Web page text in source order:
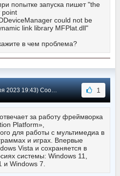
попытке запуска пишет "the
point
could not be
link library MFPlat.dll"
в чем проблема?
19:43) Сообщение #16 1
за работу фреймворка
Platform»,
для работы с мультимедиа в
и играх. Впервые
Vista и сохраняется в
системы: Windows 11,
и Windows 7.